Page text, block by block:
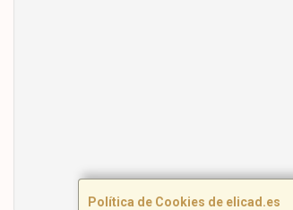
Política de Cookies de elicad.es